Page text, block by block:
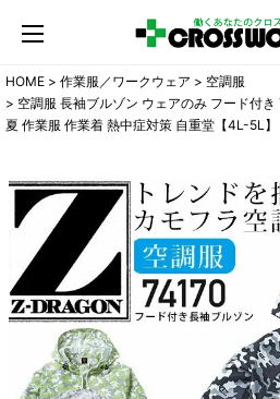
HOME 作業服／ワークウェア
空調服
空調服 長袖ブルゾン ウェアのみ フード付
夏 作業服 作業着 熱中症対策 自重堂【4L-5L】